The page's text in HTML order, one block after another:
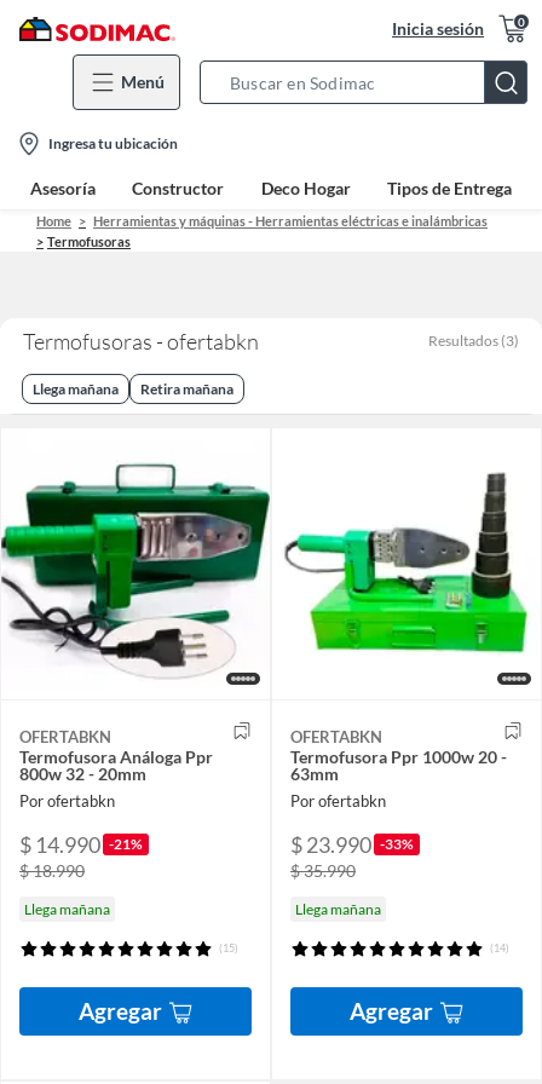
Inicia sesión 0
Menú
Bar
location-
icon
Ingresa tu ubicación
Asesoría Constructor Deco Hogar Tipos de Entrega
Home
Herramientas y máquinas - Herramientas eléctricas e inalámbricas
Termofusoras
Termofusoras - ofertabkn Resultados (3)
Llega mañana Retira mañana
OFERTABKN
Termofusora Análoga Ppr
800w 32 - 20mm
Por ofertabkn
$ 14.990 -21%
$ 18.990
Llega mañana
(15)
Agregar
OFERTABKN
Termofusora Ppr 1000w 20 -
63mm
Por ofertabkn
$ 23.990 -33%
$ 35.990
Llega mañana
(14)
Agregar